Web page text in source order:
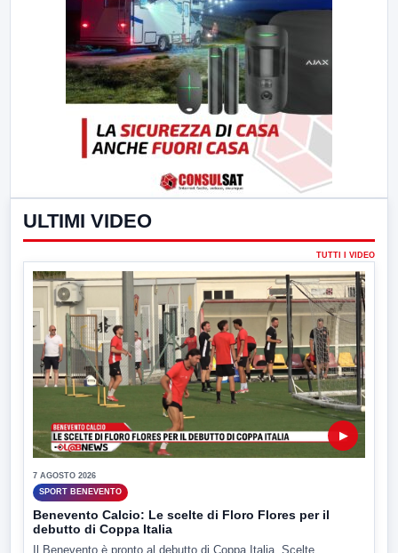
ULTIMI VIDEO
TUTTI I VIDEO
▶
7 AGOSTO 2026
SPORT BENEVENTO
Benevento Calcio: Le scelte di Floro Flores per il
debutto di Coppa Italia
Il Benevento è pronto al debutto di Coppa Italia. Scelte...